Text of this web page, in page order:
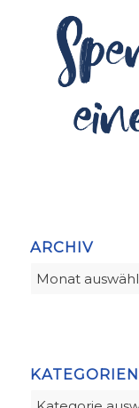
ARCHIV
KATEGORIEN
Kategorien